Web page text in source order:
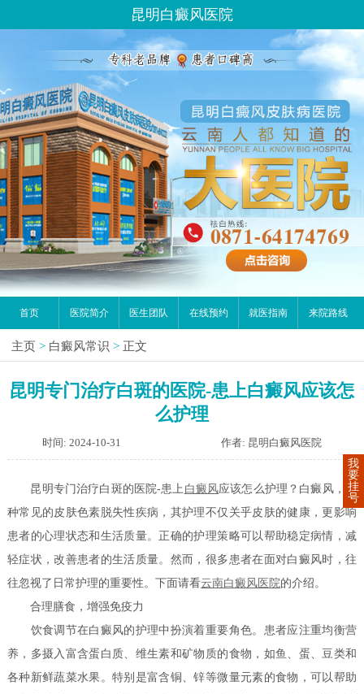
昆明白癜风医院
首页 医院简介 医生团队 在线预约 就医指南 来院路线
主页 > 白癜风常识 > 正文
昆明专门治疗白斑的医院-患上白癜风应该怎
么护理
时间: 2024-10-31 作者: 昆明白癜风医院
昆明专门治疗白斑的医院-患上 白癜风应该怎么护理？白癜风，一
种常见的皮肤色素脱失性疾病，其护理不仅关乎皮肤的健康，更影响
患者的心理状态和生活质量。正确的护理策略可以帮助稳定病情，减
轻症状，改善患者的生活质量。然而，很多患者在面对白癜风时，往
往忽视了日常护理的重要性。下面请看云南白癜风医院的介绍。
合理膳食，增强免疫力
饮食调节在白癜风的护理中扮演着重要角色。患者应注重均衡营
养，多摄入富含蛋白质、维生素和矿物质的食物，如鱼、蛋、豆类和
各种新鲜蔬菜水果。特别是富含铜、锌等微量元素的食物，可以帮助
我
要
挂
号